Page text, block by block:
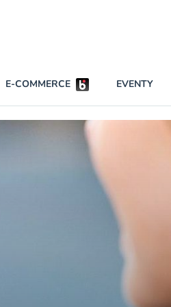
NAJCZĘŚCIEJ CZYTANE
W najniższych
darmo przez
Czytaj więcej
E-COMMERCE EVENTY